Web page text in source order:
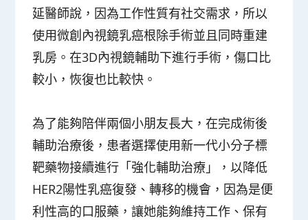
延醫師說，因為工作性質有社交需求，所以
使用微創內視鏡乳癌根除手術並且同時重建
乳房。在3D內視鏡輔助下進行手術，傷口比
較小，恢復也比較快。
為了能夠陪伴兩個小朋友長大，在完成術後
輔助治療後，患者選擇使用新一代小分子標
靶藥物接續進行「強化輔助治療」，以降低
HER2陽性乳癌復發、轉移的機會，因為是便
利性高的口服藥，讓她能夠維持工作、保有